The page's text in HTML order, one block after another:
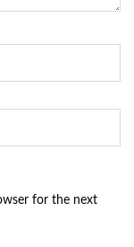
for the next